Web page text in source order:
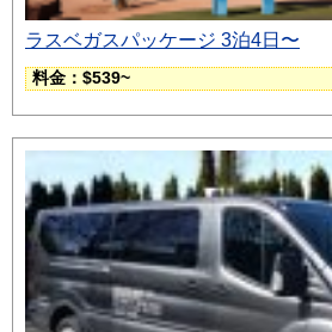
ラスベガスパッケージ 3泊4日〜
料金：$539~